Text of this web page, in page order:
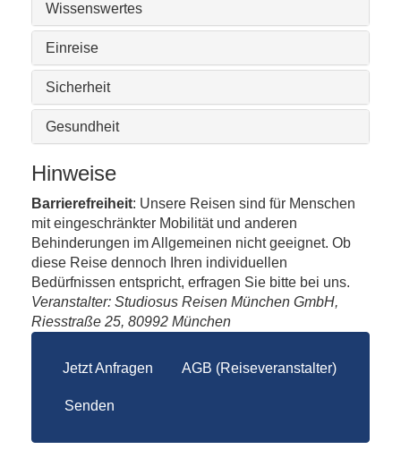
Wissenswertes
Einreise
Sicherheit
Gesundheit
Hinweise
Barrierefreiheit: Unsere Reisen sind für Menschen
mit eingeschränkter Mobilität und anderen
Behinderungen im Allgemeinen nicht geeignet. Ob
diese Reise dennoch Ihren individuellen
Bedürfnissen entspricht, erfragen Sie bitte bei uns.
Veranstalter: Studiosus Reisen München GmbH,
Riesstraße 25, 80992 München
Jetzt Anfragen AGB (Reiseveranstalter)
Senden